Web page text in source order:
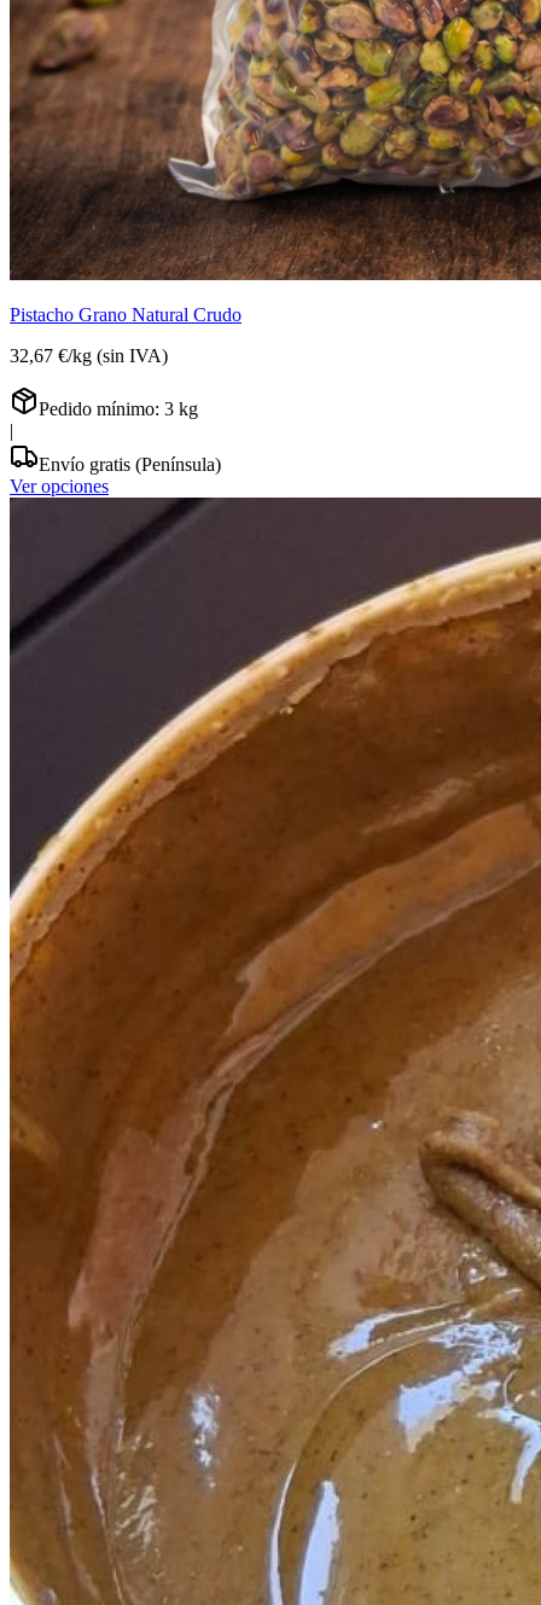
Pistacho Grano Natural Crudo
32,67 €/kg (sin IVA)
Pedido mínimo: 3 kg
|
Envío gratis (Península)
Ver opciones